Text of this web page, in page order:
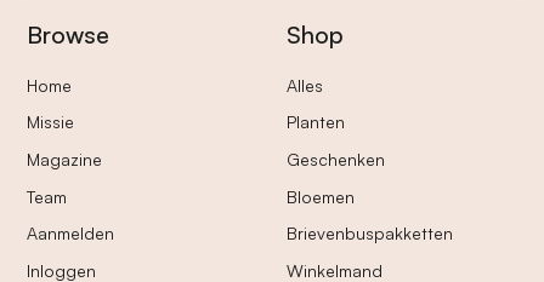
Browse
Home
Missie
Magazine
Team
Aanmelden
Inloggen
Shop
Alles
Planten
Geschenken
Bloemen
Brievenbuspakketten
Winkelmand